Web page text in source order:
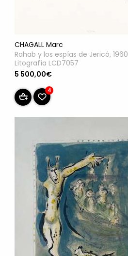
CHAGALL Marc
Rahab y los espías de Jericó, 1960
Litografía LCD7057
5 500,00€
4